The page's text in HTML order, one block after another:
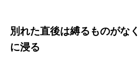
別れた直後は縛るものがな
に浸る